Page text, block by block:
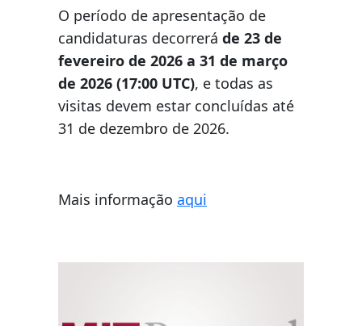
O período de apresentação de
candidaturas decorrerá de 23 de
fevereiro de 2026 a 31 de março
de 2026 (17:00 UTC), e todas as
visitas devem estar concluídas até
31 de dezembro de 2026.
Mais informação aqui